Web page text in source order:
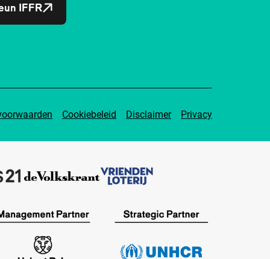
IFFR
Cookiebeleid Disclaimer Privacy